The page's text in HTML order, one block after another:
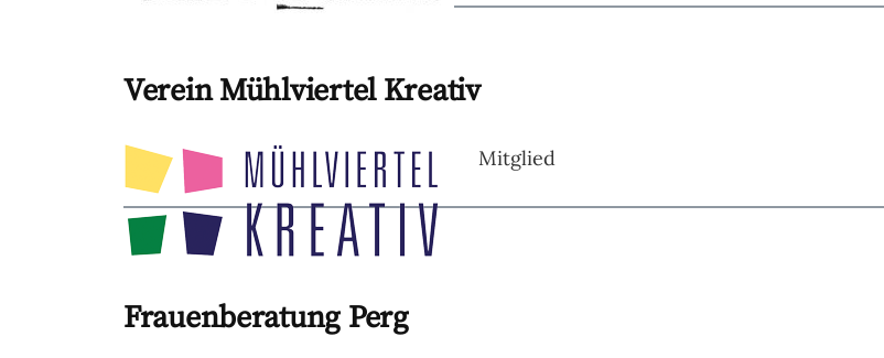
Verein Mühlviertel Kreativ
Mitglied
Frauenberatung Perg